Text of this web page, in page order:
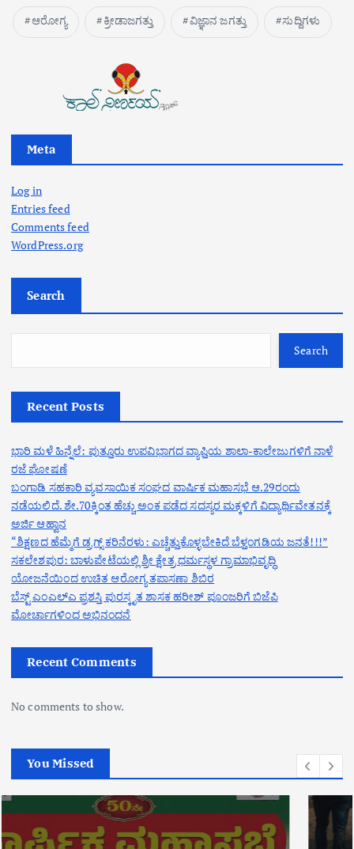
ಆರೋಗ್ಯ ಕ್ರೀಡಾಜಗತ್ತು ವಿಜ್ಞಾನ ಜಗತ್ತು ಸುದ್ದಿಗಳು
Meta
Log in
Entries feed
Comments feed
WordPress.org
Search
Search
Recent Posts
ಭಾರಿ ಮಳೆ ಹಿನ್ನೆಲೆ: ಪುತ್ತೂರು ಉಪವಿಭಾಗದ ವ್ಯಾಪ್ತಿಯ ಶಾಲಾ-ಕಾಲೇಜುಗಳಿಗೆ ನಾಳೆ
ರಜೆ ಘೋಷಣೆ
ಬಂಗಾಡಿ ಸಹಕಾರಿ ವ್ಯವಸಾಯಿಕ ಸಂಘದ ವಾರ್ಷಿಕ ಮಹಾಸಭೆ ಆ.29ರಂದು
ನಡೆಯಲಿದೆ. ಶೇ.70ಕ್ಕಿಂತ ಹೆಚ್ಚು ಅಂಕ ಪಡೆದ ಸದಸ್ಯರ ಮಕ್ಕಳಿಗೆ ವಿದ್ಯಾರ್ಥಿವೇತನಕ್ಕೆ
ಅರ್ಜಿ ಆಹ್ವಾನ
“ಶಿಕ್ಷಣದ ಹೆಮ್ಮೆಗೆ ಡ್ರಗ್ಸ್ ಕರಿನೆರಳು: ಎಚ್ಚೆತ್ತುಕೊಳ್ಳಬೇಕಿದೆ ಬೆಳ್ತಂಗಡಿಯ ಜನತೆ!!!”
ಸಕಲೇಶಪುರ: ಬಾಳುಪೇಟೆಯಲ್ಲಿ ಶ್ರೀ ಕ್ಷೇತ್ರ ಧರ್ಮಸ್ಥಳ ಗ್ರಾಮಾಭಿವೃದ್ಧಿ
ಯೋಜನೆಯಿಂದ ಉಚಿತ ಆರೋಗ್ಯ ತಪಾಸಣಾ ಶಿಬಿರ
ಬೆಸ್ಟ್ ಎಂಎಲ್ಎ ಪ್ರಶಸ್ತಿ ಪುರಸ್ಕೃತ ಶಾಸಕ ಹರೀಶ್ ಪೂಂಜರಿಗೆ ಬಿಜೆಪಿ
ಮೋರ್ಚಾಗಳಿಂದ ಅಭಿನಂದನೆ
Recent Comments
No comments to show.
You Missed